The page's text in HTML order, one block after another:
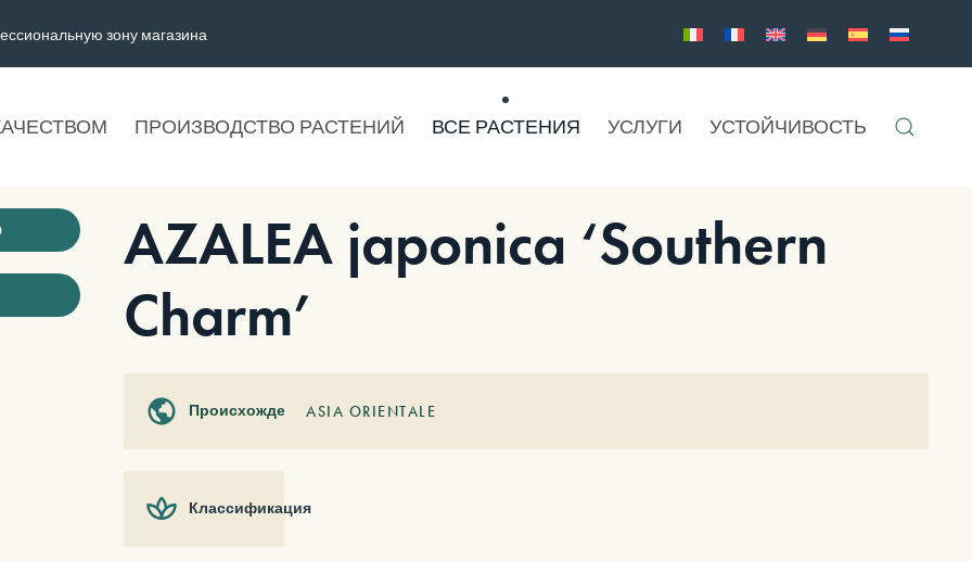
зону магазина
ПРОИЗВОДСТВО РАСТЕНИЙ ВСЕ РАСТЕНИЯ УСЛУГИ УСТОЙЧИВОСТЬ
AZALEA japonica ‘Southern
Charm’
ПроисхождениеASIA ORIENTALE
Классификация